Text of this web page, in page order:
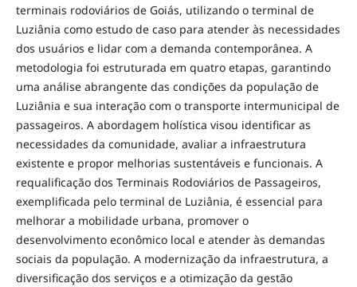
terminais rodoviários de Goiás, utilizando o terminal de
Luziânia como estudo de caso para atender às necessidades
dos usuários e lidar com a demanda contemporânea. A
metodologia foi estruturada em quatro etapas, garantindo
uma análise abrangente das condições da população de
Luziânia e sua interação com o transporte intermunicipal de
passageiros. A abordagem holística visou identificar as
necessidades da comunidade, avaliar a infraestrutura
existente e propor melhorias sustentáveis e funcionais. A
requalificação dos Terminais Rodoviários de Passageiros,
exemplificada pelo terminal de Luziânia, é essencial para
melhorar a mobilidade urbana, promover o
desenvolvimento econômico local e atender às demandas
sociais da população. A modernização da infraestrutura, a
diversificação dos serviços e a otimização da gestão